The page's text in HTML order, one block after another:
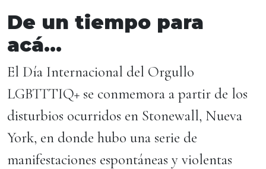
De un tiempo para
acá…
El Día Internacional del Orgullo
LGBTTTIQ+ se conmemora a partir de los
disturbios ocurridos en Stonewall, Nueva
York, en donde hubo una serie de
manifestaciones espontáneas y violentas